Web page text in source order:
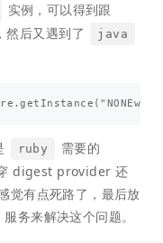
实例，可以得到跟
然后又遇到了
java
ruby
需要的
digest provider 还
觉有点死路了，最后放
务来解决这个问题。